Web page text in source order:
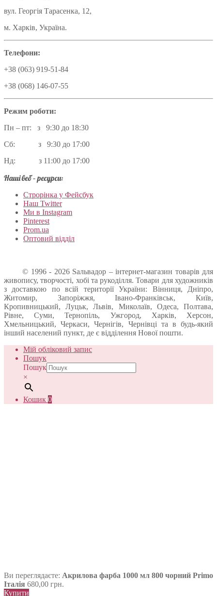
вул. Георгія Тарасенка, 12,
м. Харків, Україна.
Телефони:
+38 (063) 919-51-84
+38 (068) 146-07-55
Режим роботи:
Пн – пт: з 9:30 до 18:30
Сб: з 9:30 до 17:00
Нд: з 11:00 до 17:00
Наші веб – ресурси:
Строрінка у Фейсбук
Наш Twitter
Ми в Instagram
Pinterest
Prom.ua
Оптовий відділ
© 1996 - 2026 Sальвадор – інтернет-магазин товарів для
живопису, творчості, хобі та рукоділля. Товари для художників
з доставкою по всій території України: Вінниця, Дніпро,
Житомир, Запоріжжя, Івано-Франківськ, Київ,
Кропивницький, Луцьк, Львів, Миколаїв, Одеса, Полтава,
Рівне, Суми, Тернопіль, Ужгород, Харків, Херсон,
Хмельницький, Черкаси, Чернігів, Чернівці та в будь-який
інший населений пункт, де є відділення Нової пошти.
Мій обліковий запис
Пошук
Пошук
×
Кошик 0
Ви переглядаєте: Акрилова фарба 1000 мл 800 чорний Primo
Італія 680,00 грн.
Купити